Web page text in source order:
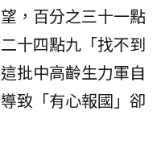
，百分之三十一點
十四點九「找不到
批中高齡生力軍自
致「有心報國」卻